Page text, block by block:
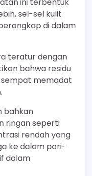
sel-sel kulit
di dalam
teratur dengan
bahwa residu
memadat
bahkan
ringan seperti
rendah yang
ke dalam pori-
dalam